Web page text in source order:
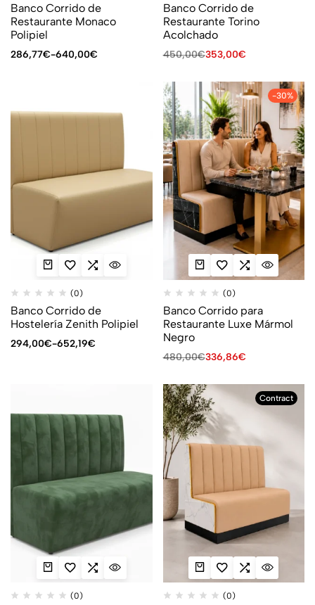
Banco Corrido de
Restaurante Monaco
Polipiel
286,77€-640,00€
Banco Corrido de
Restaurante Torino
Acolchado
450,00€353,00€
(0)
Banco Corrido de
Hostelería Zenith Polipiel
294,00€-652,19€
-30%
(0)
Banco Corrido para
Restaurante Luxe Mármol
Negro
480,00€336,86€
(0)
Contract
(0)